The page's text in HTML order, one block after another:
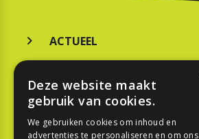
ACTUEEL
KOOPGIDS
TESTEN
Deze website maakt
gebruik van cookies.
We gebruiken cookies om inhoud en
advertenties te personaliseren en om ons